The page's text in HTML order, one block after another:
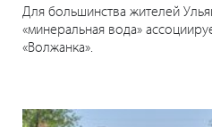
Для большинства жителей
«минеральная вода»
«Волжанка».